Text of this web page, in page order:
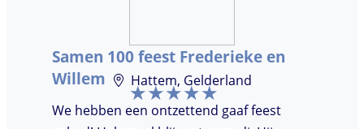
Samen 100 feest Frederieke en
Willem
Hattem, Gelderland
We hebben een ontzettend gaaf feest